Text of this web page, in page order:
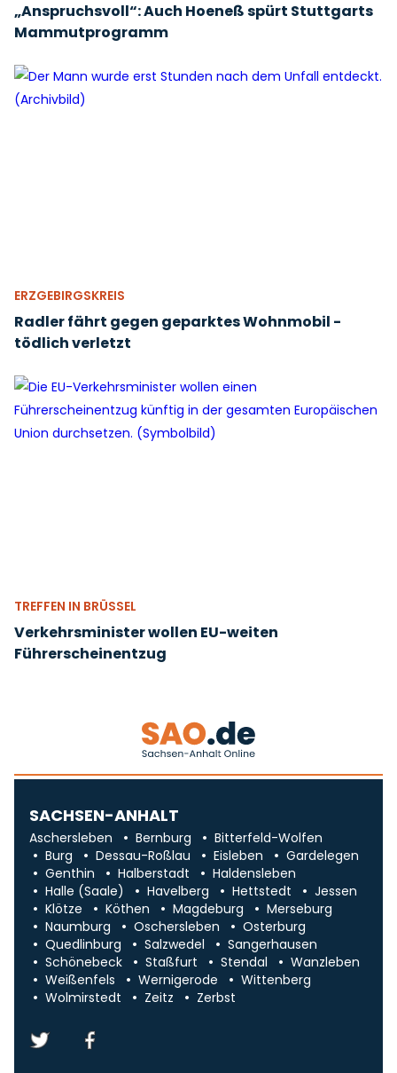
„Anspruchsvoll“: Auch Hoeneß spürt Stuttgarts
Mammutprogramm
ERZGEBIRGSKREIS
Radler fährt gegen geparktes Wohnmobil -
tödlich verletzt
TREFFEN IN BRÜSSEL
Verkehrsminister wollen EU-weiten
Führerscheinentzug
SACHSEN-ANHALT
Aschersleben Bernburg
Bitterfeld-Wolfen
Burg
Dessau-Roßlau Eisleben
Gardelegen
Genthin
Halberstadt
Haldensleben
Halle (Saale)
Havelberg Hettstedt
Jessen
Klötze
Köthen Magdeburg
Merseburg
Naumburg
Oschersleben
Osterburg
Quedlinburg
Salzwedel
Sangerhausen
Schönebeck
Staßfurt Stendal
Wanzleben
Weißenfels
Wernigerode
Wittenberg
Wolmirstedt
Zeitz Zerbst